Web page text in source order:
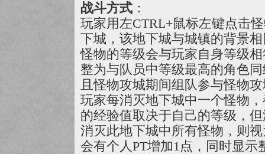
战斗方式 ：
玩家用左CTRL+鼠标左键点击
下城，该地下城与城镇的背景
怪物的等级会与玩家自身等级
整为与队员中等级最高的角色
且怪物攻城期间组队参与怪物
玩家每消灭地下城中一个怪物
的经验值取决于自己的等级，
消灭此地下城中所有怪物，则
会有个人PT增加1点，同时显示